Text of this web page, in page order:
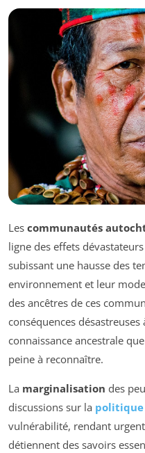
Les communautés
ligne des effets
subissant une hausse des
environnement et leur
des ancêtres de ces
conséquences
connaissance ancestrale
peine à reconnaître.
La marginalisation des
discussions sur la
vulnérabilité, rendant
détiennent des savoirs